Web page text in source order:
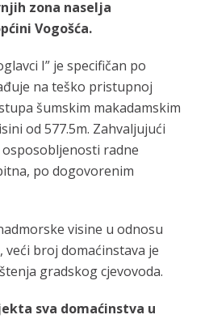
zona naselja
Vogošća.
I” je specifičan po
na teško pristupnoj
šumskim makadamskim
od 577.5m. Zahvaljujući
radne
po dogovorenim
visine u odnosu
broj domaćinstava je
gradskog cjevovoda.
sva domaćinstva u